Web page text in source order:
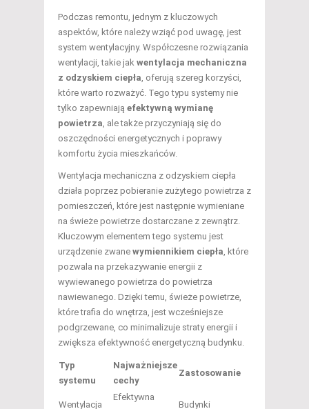
Podczas remontu, jednym z kluczowych
aspektów, które należy wziąć pod uwagę, jest
system wentylacyjny. Współczesne rozwiązania
wentylacji, takie jak wentylacja mechaniczna
z odzyskiem ciepła, oferują szereg korzyści,
które warto rozważyć. Tego typu systemy nie
tylko zapewniają efektywną wymianę
powietrza, ale także przyczyniają się do
oszczędności energetycznych i poprawy
komfortu życia mieszkańców.
Wentylacja mechaniczna z odzyskiem ciepła
działa poprzez pobieranie zużytego powietrza z
pomieszczeń, które jest następnie wymieniane
na świeże powietrze dostarczane z zewnątrz.
Kluczowym elementem tego systemu jest
urządzenie zwane wymiennikiem ciepła, które
pozwala na przekazywanie energii z
wywiewanego powietrza do powietrza
nawiewanego. Dzięki temu, świeże powietrze,
które trafia do wnętrza, jest wcześniejsze
podgrzewane, co minimalizuje straty energii i
zwiększa efektywność energetyczną budynku.
Typ
systemu
Najważniejsze
cechy
Zastosowanie
Wentylacja
Efektywna
Budynki